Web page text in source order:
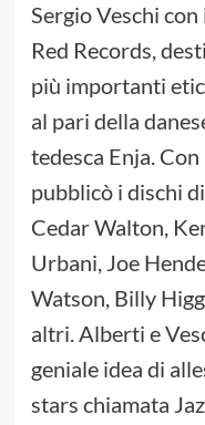
Sergio Veschi
Red Records,
più importanti
al pari della
tedesca Enja.
pubblicò i dischi
Cedar Walton,
Urbani, Joe
Watson, Billy
altri. Alberti e
geniale idea di
stars chiamata